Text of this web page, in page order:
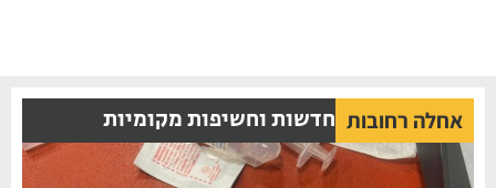
אחלה רחובות חדשות וחשיפות מקומיות